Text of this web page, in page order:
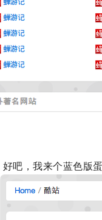
好吧，我来个蓝色版